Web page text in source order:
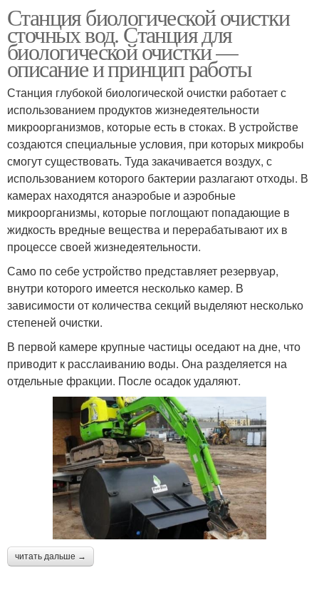
Станция биологической очистки
сточных вод. Станция для
биологической очистки —
описание и принцип работы
Станция глубокой биологической очистки работает с
использованием продуктов жизнедеятельности
микроорганизмов, которые есть в стоках. В устройстве
создаются специальные условия, при которых микробы
смогут существовать. Туда закачивается воздух, с
использованием которого бактерии разлагают отходы. В
камерах находятся анаэробые и аэробные
микроорганизмы, которые поглощают попадающие в
жидкость вредные вещества и перерабатывают их в
процессе своей жизнедеятельности.
Само по себе устройство представляет резервуар,
внутри которого имеется несколько камер. В
зависимости от количества секций выделяют несколько
степеней очистки.
В первой камере крупные частицы оседают на дне, что
приводит к расслаиванию воды. Она разделяется на
отдельные фракции. После осадок удаляют.
читать дальше →